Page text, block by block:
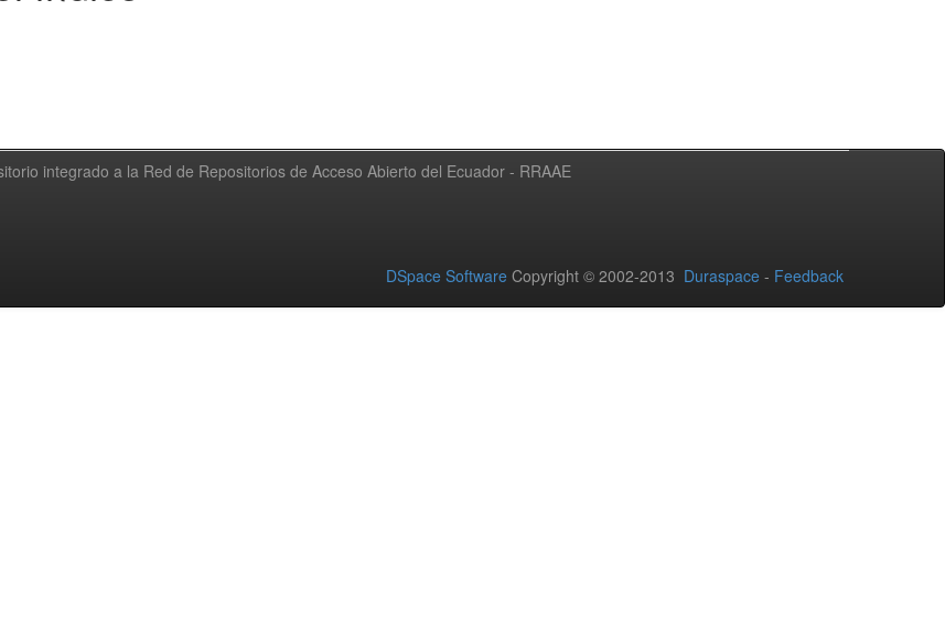
integrado a la Red de Repositorios de Acceso Abierto del Ecuador - RRAAE
DSpace Software Copyright © 2002-2013 Duraspace - Feedback